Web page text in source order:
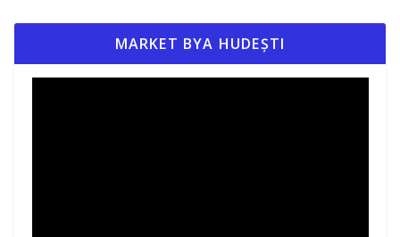
MARKET BYA HUDEȘTI